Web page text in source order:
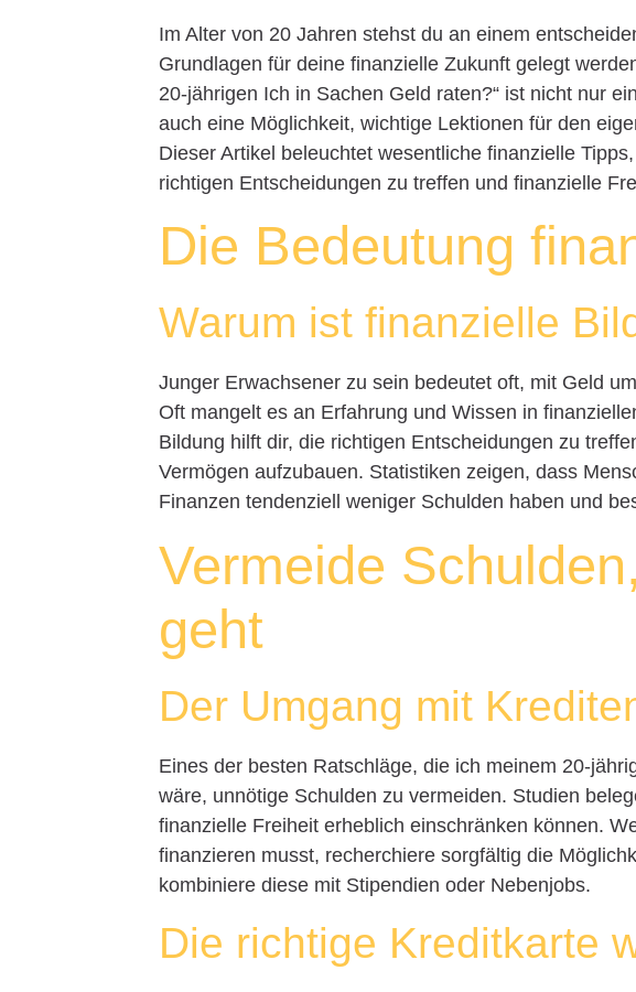
Im Alter von 20 Jahren stehst du an einem
Grundlagen für deine finanzielle Zukunft gelegt
20-jährigen Ich in Sachen Geld raten?“ ist nicht nur
auch eine Möglichkeit, wichtige Lektionen für den
Dieser Artikel beleuchtet wesentliche finanzielle
richtigen Entscheidungen zu treffen und finanzielle
Die Bedeutung
Warum ist finanzielle
Junger Erwachsener zu sein bedeutet oft, mit Geld
Oft mangelt es an Erfahrung und Wissen in
Bildung hilft dir, die richtigen Entscheidungen zu
Vermögen aufzubauen. Statistiken zeigen, dass
Finanzen tendenziell weniger Schulden haben und
Vermeide
geht
Der Umgang mit
Eines der besten Ratschläge, die ich meinem 20-
wäre, unnötige Schulden zu vermeiden. Studien
finanzielle Freiheit erheblich einschränken können.
finanzieren musst, recherchiere sorgfältig die
kombiniere diese mit Stipendien oder Nebenjobs.
Die richtige Kreditkarte